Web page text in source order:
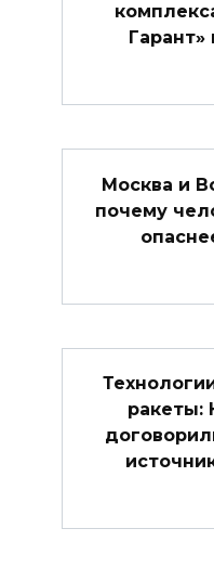
Гарант»
Москва и
почему
ракеты: